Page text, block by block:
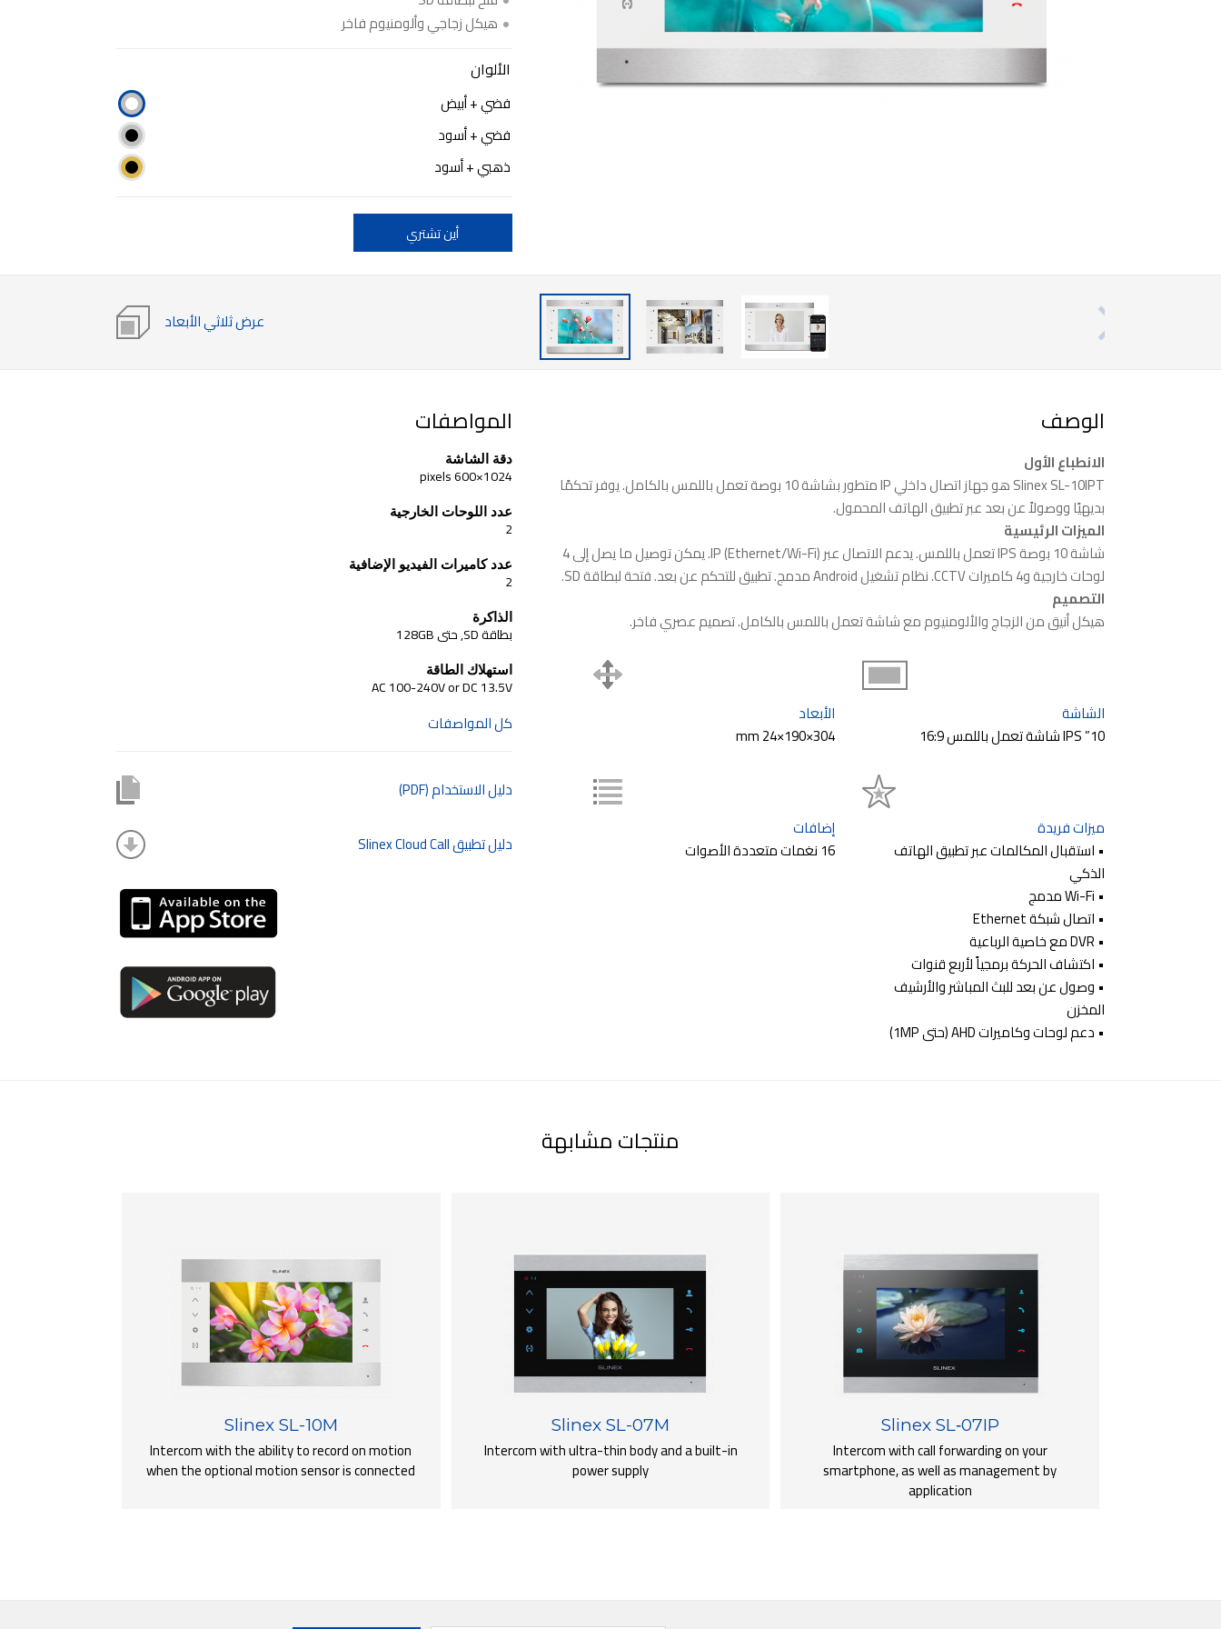
هيكل زجاجي وألومنيوم فاخر
الألوان
فضي + أبيض
فضي + أسود
ذهبي + أسود
أين تشتري
عرض ثلاثي الأبعاد
الوصف
الانطباع الأول
Slinex SL-10IPT هو جهاز اتصال داخلي IP متطور بشاشة 10 بوصة تعمل باللمس بالكامل. يوفر تحكمًا
بديهيًا ووصولاً عن بعد عبر تطبيق الهاتف المحمول.
الميزات الرئيسية
شاشة 10 بوصة IPS تعمل باللمس. يدعم الاتصال عبر IP (Ethernet/Wi-Fi). يمكن توصيل ما يصل إلى 4
لوحات خارجية و4 كاميرات CCTV. نظام تشغيل Android مدمج. تطبيق للتحكم عن بعد. فتحة لبطاقة SD.
التصميم
هيكل أنيق من الزجاج والألومنيوم مع شاشة تعمل باللمس بالكامل. تصميم عصري فاخر.
الشاشة
10” IPS شاشة تعمل باللمس 16:9
الأبعاد
304×190×24 mm
ميزات فريدة
• استقبال المكالمات عبر تطبيق الهاتف
الذكي
• Wi-Fi مدمج
• اتصال شبكة Ethernet
• DVR مع خاصية الرباعية
• اكتشاف الحركة برمجياً لأربع قنوات
• وصول عن بعد للبث المباشر والأرشيف
المخزن
• دعم لوحات وكاميرات AHD (حتى 1MP)
إضافات
16 نغمات متعددة الأصوات
المواصفات
دقة الشاشة
1024×600 pixels
عدد اللوحات الخارجية
2
عدد كاميرات الفيديو الإضافية
2
الذاكرة
بطاقة SD, حتى 128GB
استهلاك الطاقة
AC 100-240V or DC 13.5V
كل المواصفات
دليل الاستخدام (PDF)
دليل تطبيق Slinex Cloud Call
منتجات مشابهة
Slinex SL‑07IP
Intercom with call forwarding on your
smartphone, as well as management by
application
Slinex SL-07M
Intercom with ultra-thin body and a built-in
power supply
Slinex SL-10M
Intercom with the ability to record on motion
when the optional motion sensor is connected